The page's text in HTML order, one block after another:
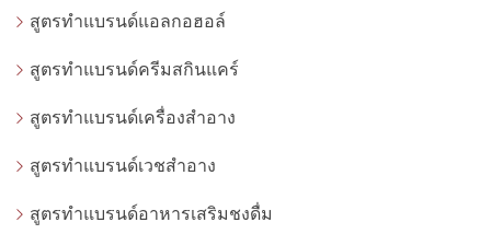
สูตรทำแบรนด์แอลกอฮอล์
สูตรทำแบรนด์ครีมสกินแคร์
สูตรทำแบรนด์เครื่องสำอาง
สูตรทำแบรนด์เวชสำอาง
สูตรทำแบรนด์อาหารเสริมชงดื่ม